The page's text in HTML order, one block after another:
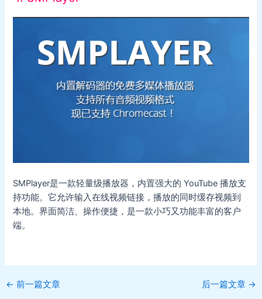
SMPlayer是一款轻量级播放器，内置强大的 YouTube 播放支
持功能。它允许输入在线视频链接，播放的同时缓存视频到
本地。界面简洁、操作便捷，是一款小巧又功能丰富的客户
端。
Post
← 前一篇文章 后一篇文章 →